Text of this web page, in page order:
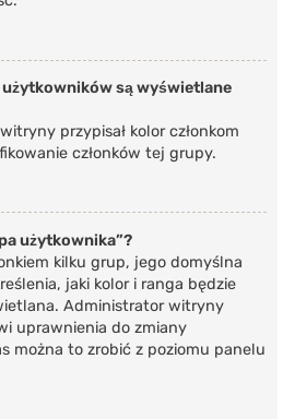
są wyświetlane
przypisał kolor członkom
członków tej grupy.
użytkownika”?
kilku grup, jego domyślna
jaki kolor i ranga będzie
Administrator witryny
uprawnienia do zmiany
można to zrobić z poziomu panelu